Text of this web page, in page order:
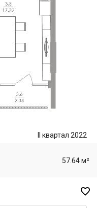
II квартал 2022
57.64 м²
